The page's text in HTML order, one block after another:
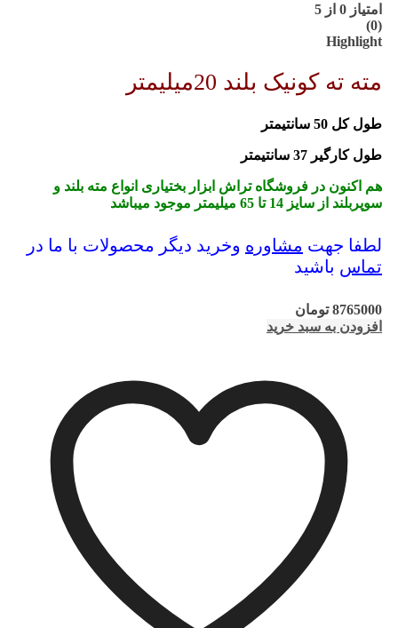
امتیاز 0 از 5
(0)
Highlight
مته ته کونیک بلند 20میلیمتر
طول کل 50 سانتیمتر
طول کارگیر 37 سانتیمتر
هم اکنون در فروشگاه تراش ابزار بختیاری انواع مته بلند و
سوپربلند از سایز 14 تا 65 میلیمتر موجود میباشد
لطفا جهت مشاوره وخرید دیگر محصولات با ما در
تماس باشید
8765000 تومان
افزودن به سبد خرید